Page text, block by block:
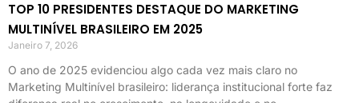
TOP 10 PRESIDENTES DESTAQUE DO MARKETING
MULTINÍVEL BRASILEIRO EM 2025
Janeiro 7, 2026
O ano de 2025 evidenciou algo cada vez mais claro no
Marketing Multinível brasileiro: liderança institucional forte faz